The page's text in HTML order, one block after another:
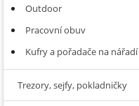
Outdoor
Pracovní obuv
Kufry a pořadače na nářadí
Trezory, sejfy, pokladničky